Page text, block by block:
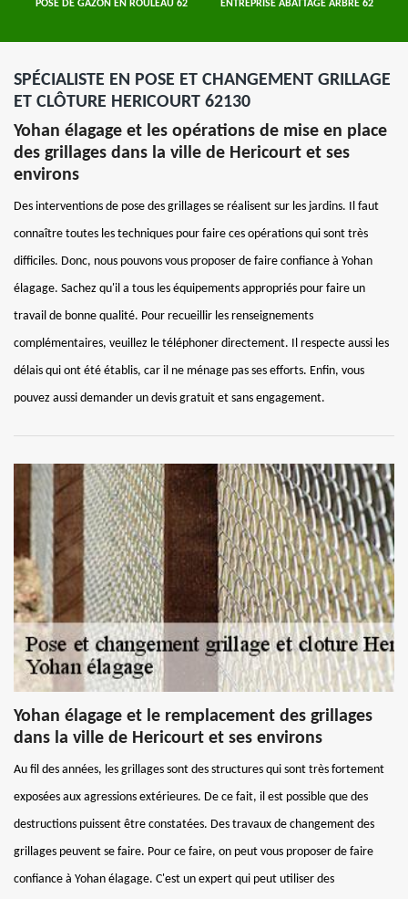
POSE DE GAZON EN ROULEAU 62 ENTREPRISE ABATTAGE ARBRE 62
SPÉCIALISTE EN POSE ET CHANGEMENT GRILLAGE
ET CLÔTURE HERICOURT 62130
Yohan élagage et les opérations de mise en place
des grillages dans la ville de Hericourt et ses
environs
Des interventions de pose des grillages se réalisent sur les jardins. Il faut
connaître toutes les techniques pour faire ces opérations qui sont très
difficiles. Donc, nous pouvons vous proposer de faire confiance à Yohan
élagage. Sachez qu'il a tous les équipements appropriés pour faire un
travail de bonne qualité. Pour recueillir les renseignements
complémentaires, veuillez le téléphoner directement. Il respecte aussi les
délais qui ont été établis, car il ne ménage pas ses efforts. Enfin, vous
pouvez aussi demander un devis gratuit et sans engagement.
Yohan élagage et le remplacement des grillages
dans la ville de Hericourt et ses environs
Au fil des années, les grillages sont des structures qui sont très fortement
exposées aux agressions extérieures. De ce fait, il est possible que des
destructions puissent être constatées. Des travaux de changement des
grillages peuvent se faire. Pour ce faire, on peut vous proposer de faire
confiance à Yohan élagage. C'est un expert qui peut utiliser des